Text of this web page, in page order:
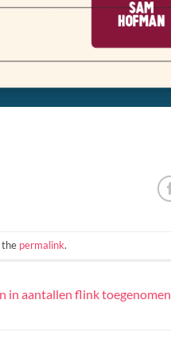
the permalink.
in aantallen flink toegenomen